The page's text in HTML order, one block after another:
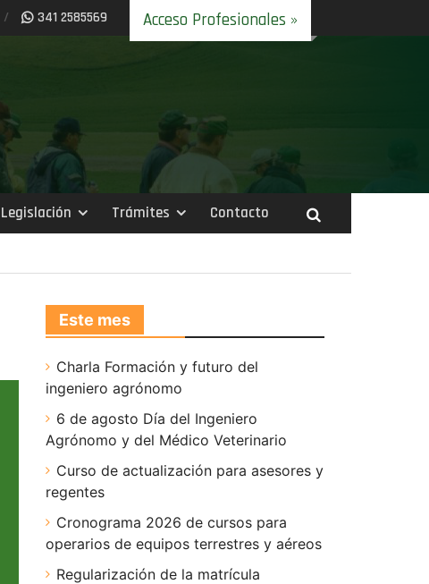
Acceso Profesionales »
341 2585569
Legislación Trámites Contacto
Este mes
Charla Formación y futuro del
ingeniero agrónomo
6 de agosto Día del Ingeniero
Agrónomo y del Médico Veterinario
Curso de actualización para asesores y
regentes
Cronograma 2026 de cursos para
operarios de equipos terrestres y aéreos
Regularización de la matrícula